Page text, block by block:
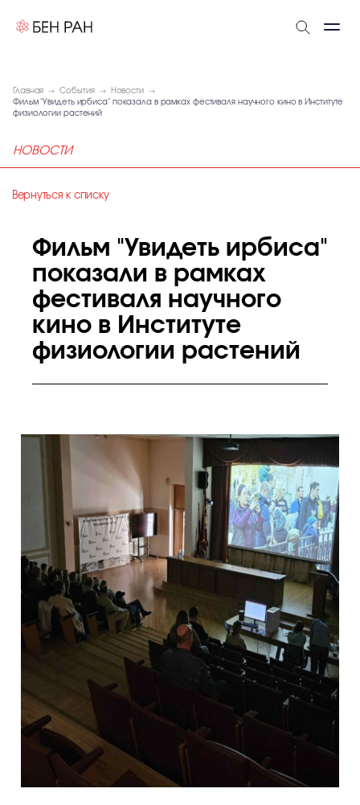
Главная События
Новости
Фильм "Увидеть ирбиса" показала в рамках фестиваля научного кино в Институте
физиологии растений
НОВОСТИ
Вернуться к списку
Фильм "Увидеть ирбиса"
показали в рамках
фестиваля научного
кино в Институте
физиологии растений